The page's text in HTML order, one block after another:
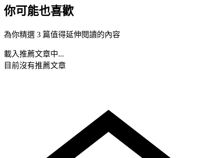
你可能也喜歡
為你精選 3 篇值得延伸閱讀的內容
載入推薦文章中...
目前沒有推薦文章